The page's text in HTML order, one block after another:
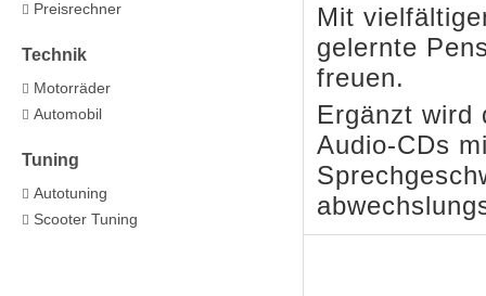
Mit
gelernte
freuen.
Ergänzt wird
Audio-CDs
Preisrechner
Technik
Motorräder
Automobil
Tuning
Autotuning
Scooter Tuning